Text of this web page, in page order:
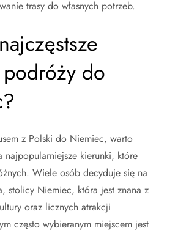
trasy do własnych potrzeb.
do
z Polski do Niemiec, warto
najpopularniejsze kierunki, które
Wiele osób decyduje się na
stolicy Niemiec, która jest znana z
oraz licznych atrakcji
często wybieranym miejscem jest